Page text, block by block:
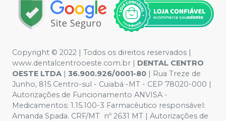
Copyright © 2022 | Todos os direitos reservados |
www.dentalcentrooeste.com.br | DENTAL CENTRO
OESTE LTDA | 36.900.926/0001-80 | Rua Treze de
Junho, 815 Centro-sul - Cuiabá -MT - CEP 78020-000 |
Autorizações de Funcionamento ANVISA -
Medicamentos: 1.15.100-3 Farmacêutico responsável:
Amanda Spada. CRF/MT nº 2631 MT | Autorizações de